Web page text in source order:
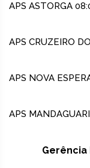
APS ASTORGA
APS CRUZEIRO
APS NOVA
APS
Gerência